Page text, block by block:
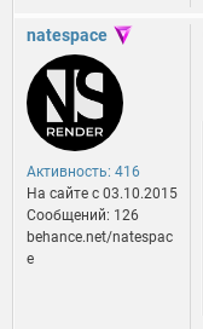
natespace
Активность: 416
На сайте c 03.10.2015
Сообщений: 126
behance.net/natespac
e